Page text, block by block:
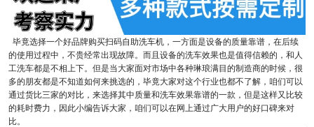
毕竟选择一个好品牌购买扫码自助洗车机，一方面是设备的质量靠谱，在后续
的使用过程中，不贵经常出现故障。而且设备的洗车效果也是值得信赖的，和人
工洗车都是不相上下。但是当大家面对市场中各种琳琅满目的制造商的时候，很
多的朋友都是不知道如何来挑选的，毕竟大家对这个行业也都不了解，咱们可以
通过货比三家的对比，来选择其中质量和洗车效果靠谱的一款，但是这样又比较
的耗时费力，因此小编告诉大家，咱们可以在网上通过广大用户的好口碑来对
比。